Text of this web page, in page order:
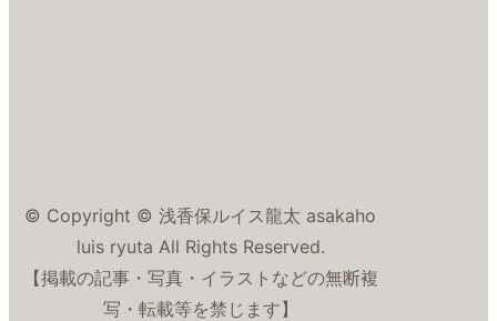
© Copyright © 浅香保ルイス龍太 asakaho
luis ryuta All Rights Reserved.
【掲載の記事・写真・イラストなどの無断複
写・転載等を禁じます】